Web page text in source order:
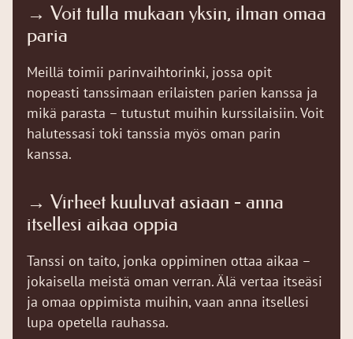
→ Voit tulla mukaan yksin, ilman omaa
paria
Meillä toimii parinvaihtorinki, jossa opit
nopeasti tanssimaan erilaisten parien kanssa ja
mikä parasta – tutustut muihin kurssilaisiin. Voit
halutessasi toki tanssia myös oman parin
kanssa.
→ Virheet kuuluvat asiaan - anna
itsellesi aikaa oppia
Tanssi on taito, jonka oppiminen ottaa aikaa –
jokaisella meistä oman verran. Älä vertaa itseäsi
ja omaa oppimista muihin, vaan anna itsellesi
lupa opetella rauhassa.